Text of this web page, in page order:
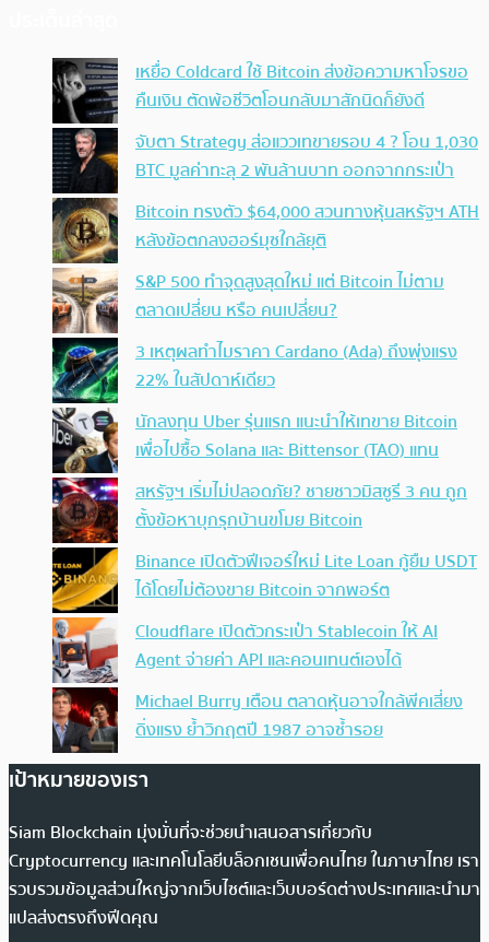
เหยื่อ Coldcard ใช้ Bitcoin ส่งข้อความหาโจรขอ
คืนเงิน ตัดพ้อชีวิตโอนกลับมาสักนิดก็ยังดี
จับตา Strategy ส่อแววเทขายรอบ 4 ? โอน 1,030
BTC มูลค่าทะลุ 2 พันล้านบาท ออกจากกระเป๋า
Bitcoin ทรงตัว $64,000 สวนทางหุ้นสหรัฐฯ ATH
หลังข้อตกลงฮอร์มุซใกล้ยุติ
S&P 500 ทำจุดสูงสุดใหม่ แต่ Bitcoin ไม่ตาม
ตลาดเปลี่ยน หรือ คนเปลี่ยน?
3 เหตุผลทำไมราคา Cardano (Ada) ถึงพุ่งแรง
22% ในสัปดาห์เดียว
นักลงทุน Uber รุ่นแรก แนะนำให้เทขาย Bitcoin
เพื่อไปซื้อ Solana และ Bittensor (TAO) แทน
สหรัฐฯ เริ่มไม่ปลอดภัย? ชายชาวมิสซูรี 3 คน ถูก
ตั้งข้อหาบุกรุกบ้านขโมย Bitcoin
Binance เปิดตัวฟีเจอร์ใหม่ Lite Loan กู้ยืม USDT
ได้โดยไม่ต้องขาย Bitcoin จากพอร์ต
Cloudflare เปิดตัวกระเป๋า Stablecoin ให้ AI
Agent จ่ายค่า API และคอนเทนต์เองได้
Michael Burry เตือน ตลาดหุ้นอาจใกล้พีคเสี่ยง
ดิ่งแรง ย้ำวิกฤตปี 1987 อาจซ้ำรอย
เป้าหมายของเรา
Siam Blockchain มุ่งมั่นที่จะช่วยนำเสนอสารเกี่ยวกับ
Cryptocurrency และเทคโนโลยีบล็อกเชนเพื่อคนไทย ในภาษาไทย เรา
รวบรวมข้อมูลส่วนใหญ่จากเว็บไซต์และเว็บบอร์ดต่างประเทศและนำมา
แปลส่งตรงถึงฟีดคุณ